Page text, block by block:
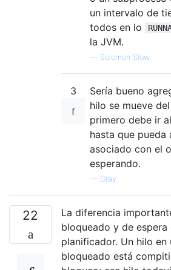
un intervalo de
todos en lo
la JVM.
— Solomon Slow
3
Sería bueno
hilo se mueve del
primero debe ir al
hasta que
asociado con el
esperando.
— Gray
22
La diferencia
bloqueado y de
planificador. Un hilo en
bloqueado está